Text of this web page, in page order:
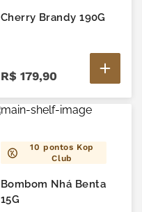
Cherry Brandy 190G
R$ 179,90
10 pontos Kop
Club
Bombom Nhá Benta
15G